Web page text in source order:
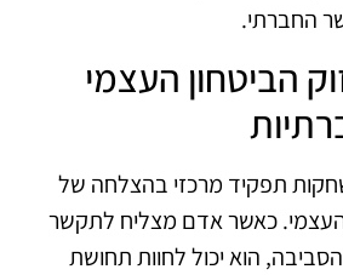
החברתי.
הביטחון העצמי
תפקיד מרכזי בהצלחה של
העצמי. כאשר אדם מצליח לתקשר
הוא יכול לחוות תחושת